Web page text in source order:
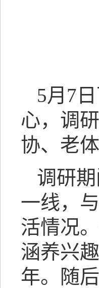
5月7
心，调
协、老
调研
一线，
活情况
涵养兴
年。随